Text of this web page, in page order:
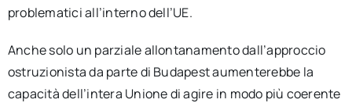
problematici all’interno dell’UE.
Anche solo un parziale allontanamento dall’approccio
ostruzionista da parte di Budapest aumenterebbe la
capacità dell’intera Unione di agire in modo più coerente